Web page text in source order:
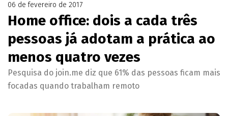
06 de fevereiro de 2017
Home office: dois a cada três
pessoas já adotam a prática ao
menos quatro vezes
Pesquisa do join.me diz que 61% das pessoas ficam mais
focadas quando trabalham remoto